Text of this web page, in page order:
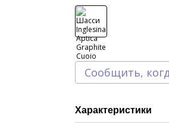
Сообщить,
Характеристики